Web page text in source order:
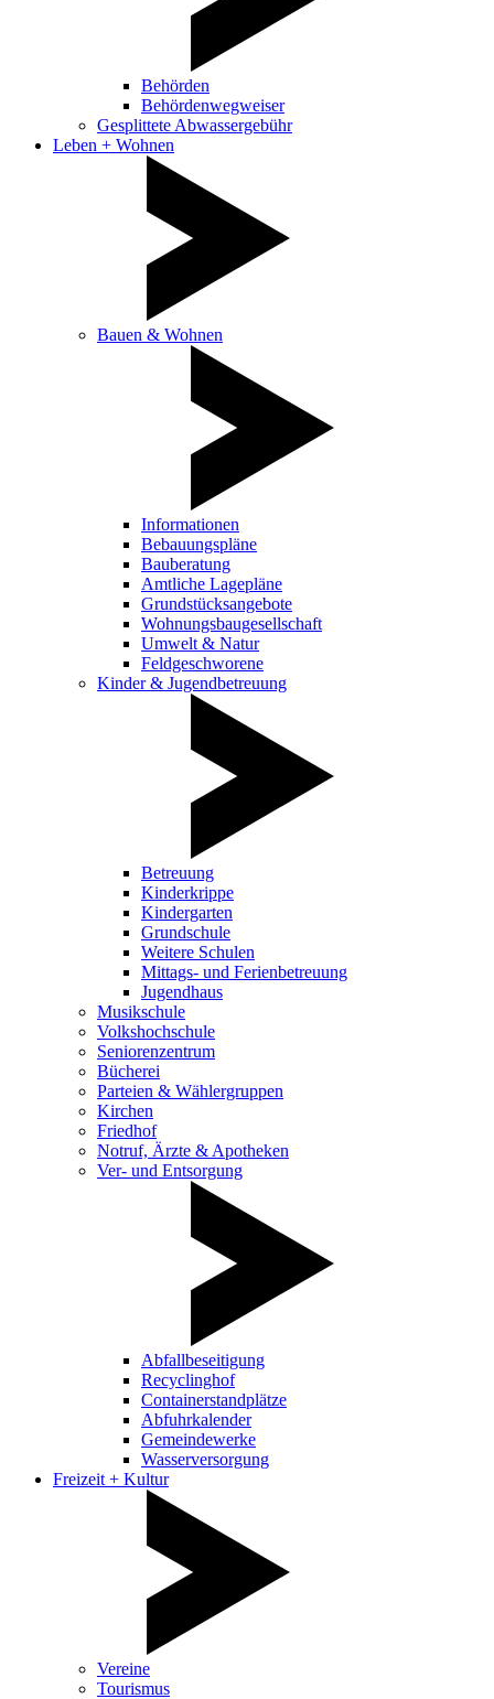
Behörden
Behördenwegweiser
Gesplittete Abwassergebühr
Leben + Wohnen
Bauen & Wohnen
Informationen
Bebauungspläne
Bauberatung
Amtliche Lagepläne
Grundstücksangebote
Wohnungsbaugesellschaft
Umwelt & Natur
Feldgeschworene
Kinder & Jugendbetreuung
Betreuung
Kinderkrippe
Kindergarten
Grundschule
Weitere Schulen
Mittags- und Ferienbetreuung
Jugendhaus
Musikschule
Volkshochschule
Seniorenzentrum
Bücherei
Parteien & Wählergruppen
Kirchen
Friedhof
Notruf, Ärzte & Apotheken
Ver- und Entsorgung
Abfallbeseitigung
Recyclinghof
Containerstandplätze
Abfuhrkalender
Gemeindewerke
Wasserversorgung
Freizeit + Kultur
Vereine
Tourismus